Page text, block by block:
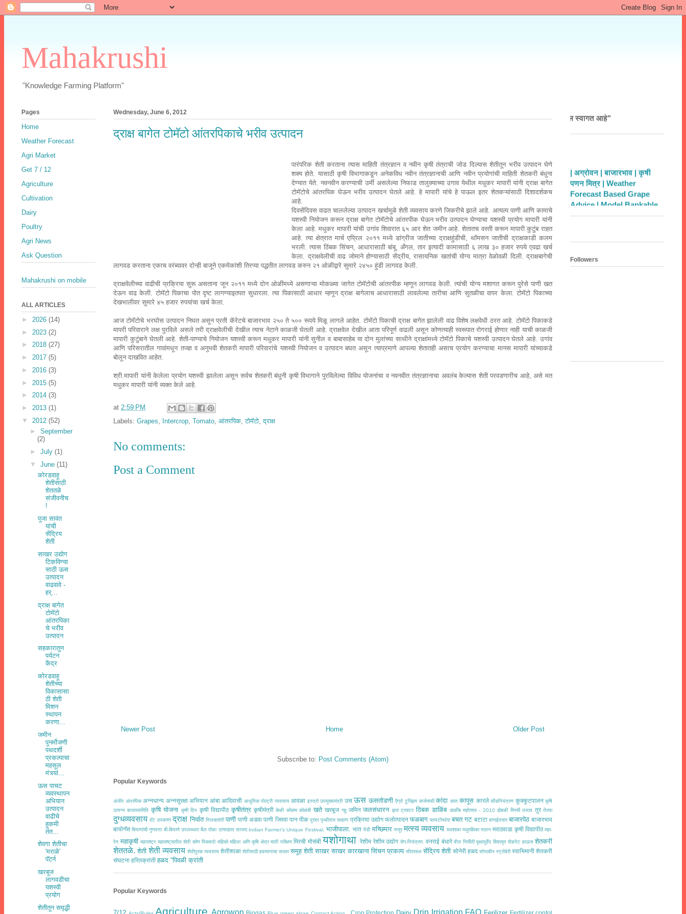
Mahakrushi
"Knowledge Farming Platform"
Wednesday, June 6, 2012
द्राक्ष बागेत टोमॅटो आंतरपिकाचे भरीव उत्पादन
पारंपरिक शेती करताना त्यास माहिती तंत्रज्ञान व नवीन कृषी तंत्राची जोड दिल्यास शेतीतून भरीव उत्पादन घेणे
शक्य होते. यासाठी कृषी विभागाकडून अनेकविध नवीन तंत्रज्ञानाची आणि नवीन प्रयोगांची माहिती शेतकरी बंधुना
देण्यात येते. नवनवीन करण्याची उर्मी असलेल्या निफाड तालुक्याच्या उगाव येथील मधुकर मापारी यांनी द्राक्ष बागेत
टोमॅटोचे आंतरपिक घेऊन भरीव उत्पादन घेतले आहे. हे मापारी यांचे हे पाऊल इतर शेतकऱ्यांसाठी दिशादर्शकच
आहे.
दिवसेंदिवस वाढत चाललेल्या उत्पादन खर्चामुळे शेती व्यवसाय करणे जिकरीचे झाले आहे. अत्यल्प पाणी आणि कामाचे
यशस्वी नियोजन करून द्राक्ष बागेत टोमॅटोचे आंतरपीक घेऊन भरीव उत्पादन घेण्याचा यशस्वी प्रयोग मापारी यांनी
केला आहे. मधुकर मापारी यांची उगांव शिवारात ६५ आर शेत जमीन आहे. शेतातच वस्ती करून मापारी कुटुंब राहत
आहे. त्या क्षेत्रात मार्च एप्रिल २०११ मध्ये डांग्रीज जातीच्या द्राक्षहुंडीची, थॉमसन जातीची द्राक्षकाडी कलम
भरली. त्यास ठिंबक सिंचन, आधारासाठी बांबू, अँगल, तार इत्यादी कामासाठी ६ लाख ३० हजार रुपये एवढा खर्च
केला. द्राक्षवेलीची वाढ जोमाने होण्यासाठी सेंद्रीय, रासायनिक खतांची योग्य मात्रा वेळोवळी दिली. द्राक्षबागेची
लागवड करताना एकाच वरंब्यावर दोन्ही बाजूने एकमेकांशी तिरप्या पद्धतीत लागवड करुन २१ ओळीद्वारे सुमारे २४५० हुंडी लागवड केली.
द्राक्षवेलीच्या वाढीची प्रक्रिया सुरू असताना जून २०११ मध्ये दोन ओळींमध्ये असणाऱ्या मोकळ्या जागेत टोमॅटोची आंतरपीक म्हणून लागवड केली. त्यांची योग्य मशागत करून पुरेसे पाणी खत
देऊन वाढ केली. टोमॅटो पिकाचा पोत दृष्ट लागण्याइतपत सुधारला. त्या पिकासाठी आधार म्हणून द्राक्ष बागेलाच आधारासाठी लावलेल्या तारीचा आणि सुतळीचा वापर केला. टोमॅटो पिकाच्या
देखभालीवर सुमारे ४५ हजार रुपयांचा खर्च केला.
आज टोमॅटोचे भरघोस उत्पादन निघत असून प्रती कॅरेटचे बाजारभाव २५० ते ५०० रूपये मिळू लागले आहेत. टोमॅटो पिकाची द्राक्ष बागेत झालेली वाढ विशेष लक्षवेधी ठरत आहे. टोमॅटो पिकाकडे
मापरी परिवाराने लक्ष पुरविले असले तरी द्राक्षवेलीची देखील त्याच नेटाने काळजी घेतली आहे. द्राक्षवेल देखील आता परिपूर्ण वाढली असून कोणत्याही स्वरूपात रोगराई होणार नाही याची काळजी
मापारी कुटुंबाने घेतली आहे. शेती-पाण्याचे नियोजन यशस्वी करून मधुकर मापारी यांनी सुनील व बाबासाहेब या दोन मुलांच्या साथीने द्राक्षांमध्ये टोमॅटो पिकाचे यशस्वी उत्पादन घेतले आहे. उगांव
आणि परिसरातील गावांमधून तज्ज्ञ व अनुभवी शेतकरी मापारी परिवारांचे यशस्वी नियोजन व उत्पादन बघत असून त्याप्रमाणे आपल्या शेतातही असाच प्रयोग करण्याचा मानस मापारी यांच्याकडे
बोलून दाखवित आहेत.
श्री.मापारी यांनी केलेला प्रयोग यशस्वी झालेला असून सर्वच शेतकरी बंधुनी कृषी विभागाने पुरविलेल्या विविध योजनांचा व नवनवीत तंत्रज्ञानाचा अवलंब केल्यास शेती परवडणारीच आहे, असे मत
मधुकर मापारी यांनी व्यक्त केले आहे.
at 2:59 PM
Labels: Grapes Intercrop Tomato आंतरपिक ,टोमॅटो ,द्राक्ष
No comments:
Post a Comment
Newer Post Older Post
Home
Subscribe to: Post Comments (Atom)
Popular Keywords
अंजीर अंतरपिक अन्नधान्य अन्नसुरक्षा अभियान आंबा आदिवासी आधुनिक पोल्ट्री व्यवसाय आवळा इस्त्रो उपमुख्यमंत्री उस ऊस ऊसतोडणी ऍग्रो टुरिझम कर्जमाफी कांदा कात कापूस कारले कीडनियंत्रण कुक्कुटपालन कृषि
उत्पन्न बाजारसमिति कृषि योजना कृषी दिन कृषी विद्यापीठ कृषीतंत्र कृषीमंत्री केळी कोकम कोळंबी खते खरबूज गहू जमिन जलसंधारन झरा ट्रक्टर ठिबक डाळिंब डाळींब महोत्सव - 2010 ढोबळी मिरची तलाव तुर तेल्या
दुग्धव्यवसाय दॅट उपकरण द्राक्ष निर्यात निलक्रांती पाणी पाणी अडवा पाणी जिरवा पान पीक पुरंदर पृथ्वीराज चव्हाण प्रक्रिया उद्योग फलोत्पादन फळबाग फायटोप्थोरा बचत गट बटाटा बागाईतदार बाजारपेठ बाजारभाव
बायोगॅस बियाणांची गुणवत्ता बी-बियाणे उपलब्धता बैल पोळा उत्साहात साजरा.Indian Farmer's Unique Festival. भाजीपाला. भात भेंडी मच्छिमार मजूर मत्स्य व्यवसाय मधशाळा मधुमक्षिका पालन मराठवाडा कृषी विद्यापीठ महा-
रेन महाकृषी महाराष्ट्र महाराष्ट्रातील शेती कोण पिकवतो महिको महिला अणि कृषि क्षेत्र माती परीक्षण मिरची मोसंबी यशोगाथा रेशीम रेशीम उद्योग रोग-नियंत्रण. वनराई बंधारे वीज निर्मीती वृक्षायुर्वेद शिवामृत शेडनेट हाऊस शेतकरी
शेततळे. शेती शेती व्यवसाय शेतीपूरक व्यवसाय शेतीशाळा शेतीसाठी हवामानाचा सल्ला समूह शेती साखर साखर कारखाना सिंचन प्रकल्प सीताफल सेंद्रिय शेती सोनेरी हळद सोयाबीन स्ट्रोबेरी स्वाभिमानी शेतकरी
संघटना हरितक्रांती हळद “पिवळी क्रांती
Popular Keywords
Agriculture Agrowon Biogas Crop Protection Drip Irrigation FAO Fertilizer contol
Pages
Home
Weather Forecast
Agri Market
Get 7 / 12
Agriculture
Cultivation
Dairy
Poultry
Agri News
Ask Question
Mahakrushi on mobile
ALL ARTICLES
► 2026 (14)
► 2023 (2)
► 2018 (27)
► 2017 (5)
► 2016 (3)
► 2015 (5)
► 2014 (3)
► 2013 (1)
▼ 2012 (52)
► September
(2)
► July (1)
▼ June (11)
कोरडवाहू
शेतीसाठी
शेततळे
संजीवनीच
!
पूजा सावंत
यांची
सेंद्रिय
शेती
साखर उद्योग
टिकविण्या
साठी ऊस
उत्पादन
वाढवावे -
हर्...
द्राक्ष बागेत
टोमॅटो
आंतरपिका
चे भरीव
उत्पादन
सहकारातुन
पर्यटन
केंद्र
कोरडवाहू
शेतीच्या
विकासासा
ठी शेती
मिशन
स्थापन
करणा...
जमीन
पुनर्मोजणी
पथदर्शी
प्रकल्पाचा
महसूल
मंत्र्यां...
ऊस पाचट
व्यवस्थापन
अभियान
उत्पादन
वाढीचे
हुकमी
तंत...
शेवगा शेतीचा
'मराळे'
पॅटर्न
खरबूज
लागवडीचा
यशस्वी
प्रयोग
शेतीतून समृद्धी
"WELCOME TO MAHAKRUSHI" "महाकृषि मध्ये आपल स्वागत आहे"
| अग्रोवन | बाजारभाव |
कृषी
पणन मित्र | Weather
Forecast Based Grape
Advice | Model Bankable
Followers